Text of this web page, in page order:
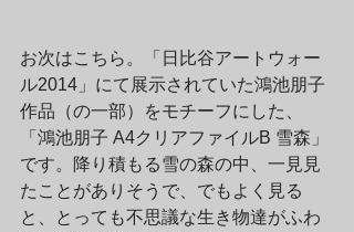
お次はこちら。「日比谷アートウォー
ル2014」にて展示されていた鴻池朋子
作品（の一部）をモチーフにした、
「鴻池朋子 A4クリアファイルB 雪森」
です。降り積もる雪の森の中、一見見
たことがありそうで、でもよく見る
と、とっても不思議な生き物達がふわ